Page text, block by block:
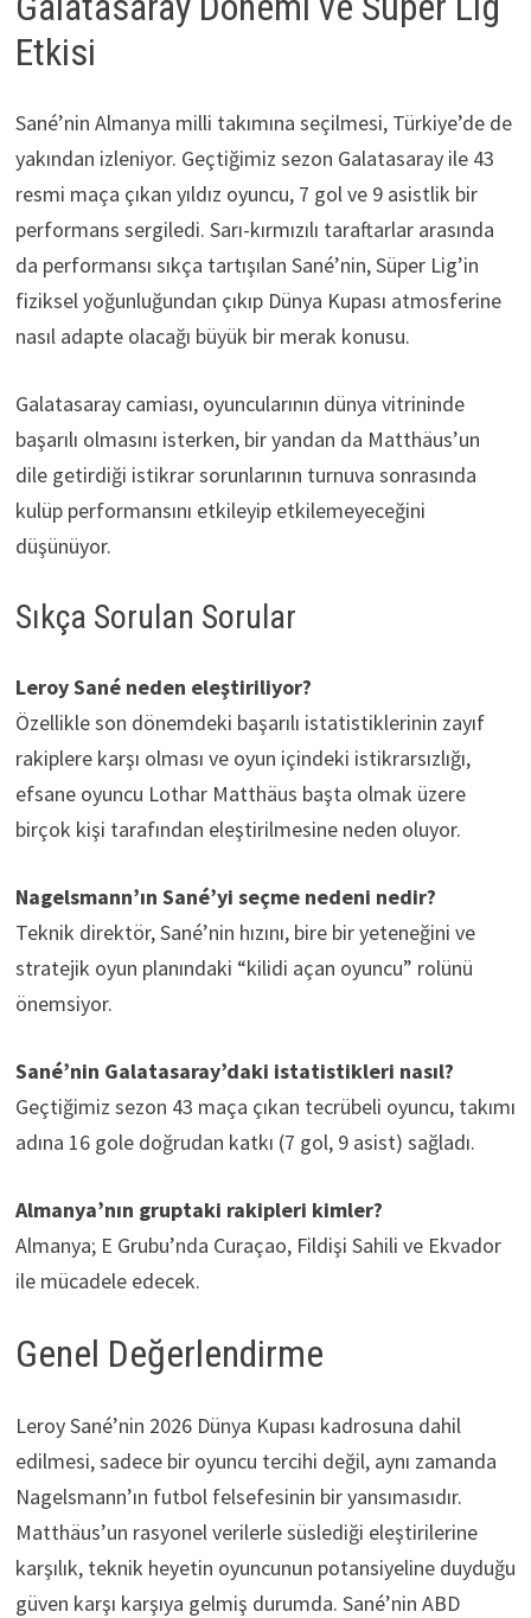
Etkisi
Sané’nin Almanya milli takımına seçilmesi, Türkiye’de de
yakından izleniyor. Geçtiğimiz sezon Galatasaray ile 43
resmi maça çıkan yıldız oyuncu, 7 gol ve 9 asistlik bir
performans sergiledi. Sarı-kırmızılı taraftarlar arasında
da performansı sıkça tartışılan Sané’nin, Süper Lig’in
fiziksel yoğunluğundan çıkıp Dünya Kupası atmosferine
nasıl adapte olacağı büyük bir merak konusu.
Galatasaray camiası, oyuncularının dünya vitrininde
başarılı olmasını isterken, bir yandan da Matthäus’un
dile getirdiği istikrar sorunlarının turnuva sonrasında
kulüp performansını etkileyip etkilemeyeceğini
düşünüyor.
Sıkça Sorulan Sorular
Leroy Sané neden eleştiriliyor?
Özellikle son dönemdeki başarılı istatistiklerinin zayıf
rakiplere karşı olması ve oyun içindeki istikrarsızlığı,
efsane oyuncu Lothar Matthäus başta olmak üzere
birçok kişi tarafından eleştirilmesine neden oluyor.
Nagelsmann’ın Sané’yi seçme nedeni nedir?
Teknik direktör, Sané’nin hızını, bire bir yeteneğini ve
stratejik oyun planındaki “kilidi açan oyuncu” rolünü
önemsiyor.
Sané’nin Galatasaray’daki istatistikleri nasıl?
Geçtiğimiz sezon 43 maça çıkan tecrübeli oyuncu, takımı
adına 16 gole doğrudan katkı (7 gol, 9 asist) sağladı.
Almanya’nın gruptaki rakipleri kimler?
Almanya; E Grubu’nda Curaçao, Fildişi Sahili ve Ekvador
ile mücadele edecek.
Genel Değerlendirme
Leroy Sané’nin 2026 Dünya Kupası kadrosuna dahil
edilmesi, sadece bir oyuncu tercihi değil, aynı zamanda
Nagelsmann’ın futbol felsefesinin bir yansımasıdır.
Matthäus’un rasyonel verilerle süslediği eleştirilerine
karşılık, teknik heyetin oyuncunun potansiyeline duyduğu
güven karşı karşıya gelmiş durumda. Sané’nin ABD